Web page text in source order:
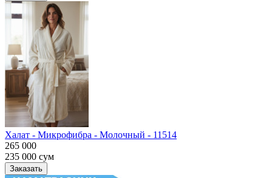
Халат - Микрофибра - Молочный - 11514
265 000
235 000 сум
Заказать